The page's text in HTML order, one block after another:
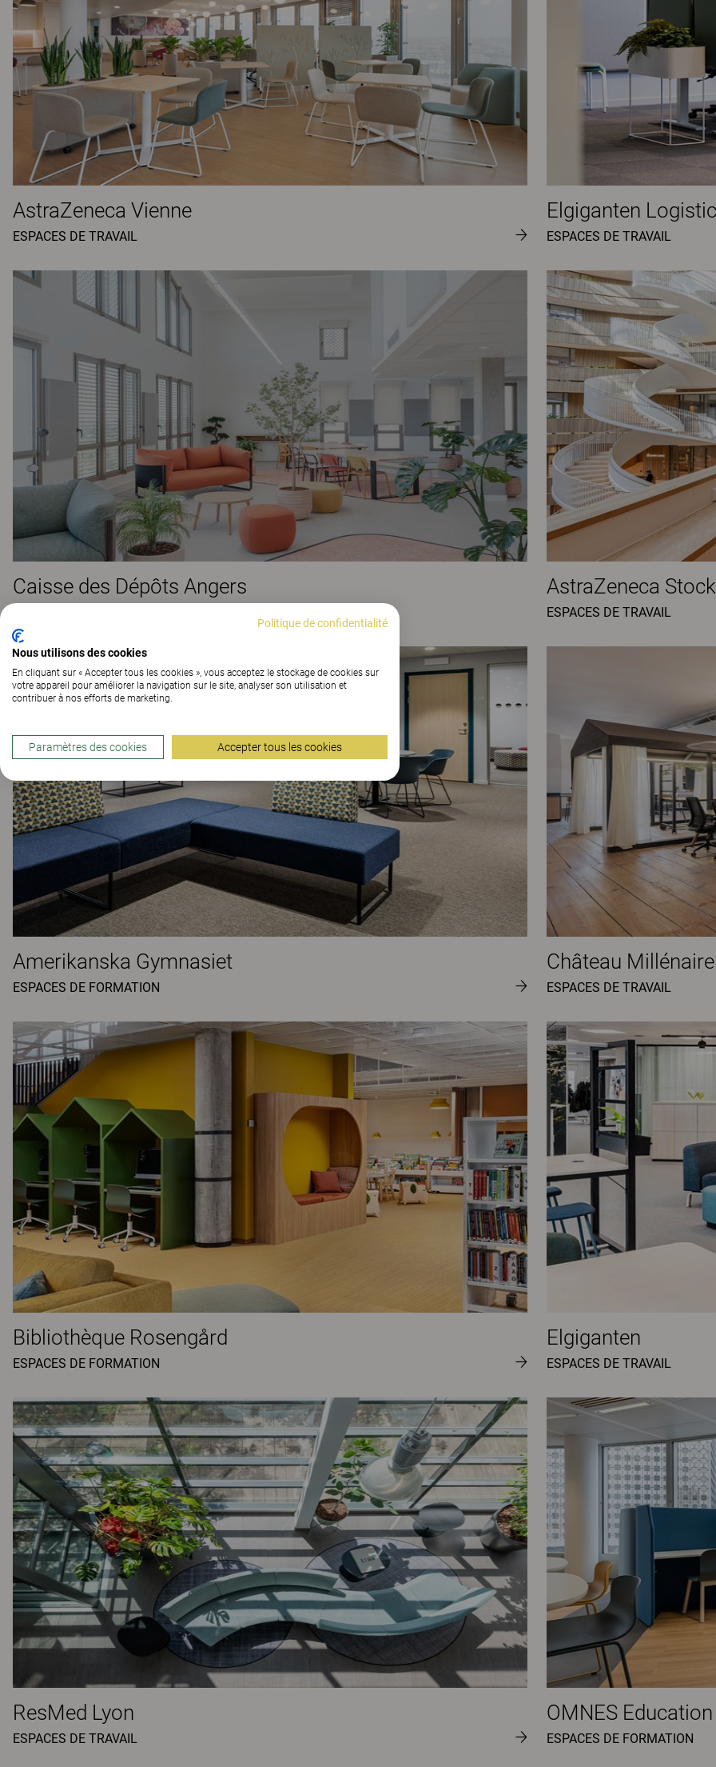
AstraZeneca Vienne
ESPACES DE TRAVAIL
Elgiganten
ESPACES DE TRAVAIL
Caisse des Dépôts Angers AstraZeneca
ESPACES DE TRAVAIL
Amerikanska Gymnasiet
ESPACES DE FORMATION
Château
ESPACES DE TRAVAIL
Bibliothèque Rosengård
ESPACES DE FORMATION
Elgiganten
ESPACES DE TRAVAIL
ResMed Lyon
ESPACES DE TRAVAIL
OMNES
ESPACES DE FORMATION
Politique de confidentialité
Nous utilisons des cookies
En cliquant sur « Accepter tous les cookies », vous acceptez le stockage de cookies sur
votre appareil pour améliorer la navigation sur le site, analyser son utilisation et
contribuer à nos efforts de marketing.
Paramètres des cookies Accepter tous les cookies